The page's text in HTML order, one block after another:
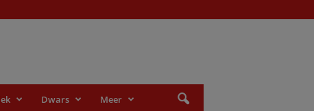
Dwars Meer